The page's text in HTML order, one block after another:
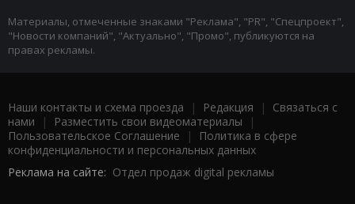
Материалы, отмеченные знаками "Реклама", "PR", "Спецпроект",
"Новости компаний", "Актуально", "Промо", публикуются на
правах рекламы.
Наши контакты и схема проезда | Редакция | Связаться с
нами | Разместить свои видеоматериалы |
Пользовательское Соглашение |
Политика в сфере
конфиденциальности и персональных данных
Реклама на сайте: Отдел продаж digital рекламы